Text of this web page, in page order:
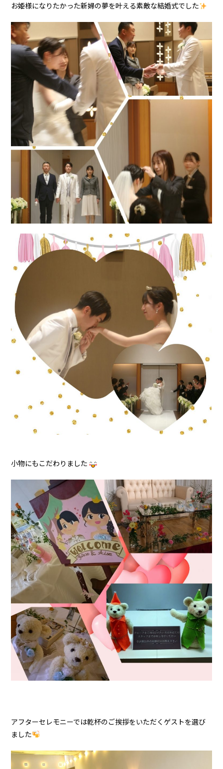
お姫様になりたかった新婦の夢を叶える素敵な結婚式でした
小物にもこだわりました
アフターセレモニーでは乾杯のご挨拶をいただくゲストを選び
ました